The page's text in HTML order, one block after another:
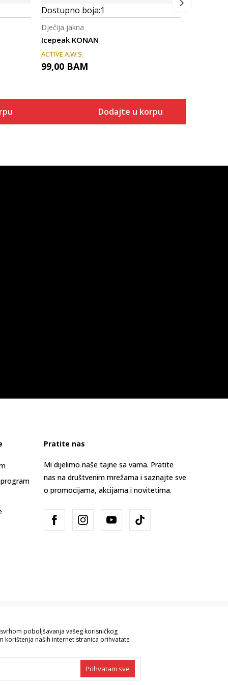
Dostupno boja:1
Icepeak KONAN
Dječija jakna
ACTIVE A.W.S.
99,00 BAM
Dodajte u korpu
Pratite nas
Mi dijelimo naše tajne sa vama. Pratite
nas na društvenim mrežama i saznajte sve
o promocijama, akcijama i novitetima.
kompletne i bez grešaka.
možete provjeriti pozivom na broj
poboljšavanja vašeg korisničkog
korištenja naših internet stranica prihvatate
Prihvatam sve